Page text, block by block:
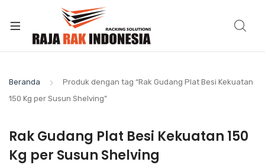
Beranda
Produk dengan tag “Rak Gudang Plat Besi Kekuatan
150 Kg per Susun Shelving”
Rak Gudang Plat Besi Kekuatan 150
Kg per Susun Shelving